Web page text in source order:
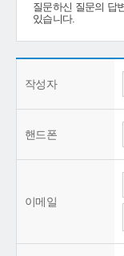
질문하신 질문의 답
있습니다.
작성자
핸드폰
이메일